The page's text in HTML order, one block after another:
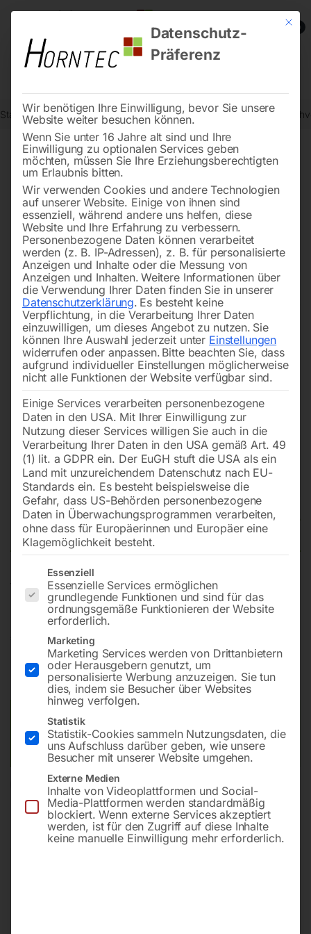
0
Start Drucklufttechnologie Kupplungen, Tüllen, Fittings
Schlauchverbindungsrohr
für 9 mm Schlauch, Messing
2,40
inkl. MwSt. zzgl.Versandkosten
Lieferzeit:ca. 2 - 3 Tage
Versandkosten Standard (Österreich):
Bitte beachten Sie: Die Versandkosten gelten für Österreich.
Andere Länder können abweichen.
In den Warenkorb
Mit
Datenschutz-
Präferenz
Wir benötigen Ihre Einwilligung, bevor Sie unsere
Website weiter besuchen können.
Wenn Sie unter 16 Jahre alt sind und Ihre
Einwilligung zu optionalen Services geben
möchten, müssen Sie Ihre Erziehungsberechtigten
um Erlaubnis bitten.
Wir verwenden Cookies und andere Technologien
auf unserer Website. Einige von ihnen sind
essenziell, während andere uns helfen, diese
Website und Ihre Erfahrung zu verbessern.
Personenbezogene Daten können verarbeitet
werden (z. B. IP-Adressen), z. B. für personalisierte
Anzeigen und Inhalte oder die Messung von
Anzeigen und Inhalten. Weitere Informationen über
die Verwendung Ihrer Daten finden Sie in unserer
Datenschutzerklärung. Es besteht keine
Verpflichtung, in die Verarbeitung Ihrer Daten
einzuwilligen, um dieses Angebot zu nutzen. Sie
können Ihre Auswahl jederzeit unter Einstellungen
widerrufen oder anpassen. Bitte beachten Sie, dass
aufgrund individueller Einstellungen möglicherweise
nicht alle Funktionen der Website verfügbar sind.
Einige Services verarbeiten personenbezogene
Daten in den USA. Mit Ihrer Einwilligung zur
Nutzung dieser Services willigen Sie auch in die
Verarbeitung Ihrer Daten in den USA gemäß Art. 49
(1) lit. a GDPR ein. Der EuGH stuft die USA als ein
Land mit unzureichendem Datenschutz nach EU-
Standards ein. Es besteht beispielsweise die
Gefahr, dass US-Behörden personenbezogene
Daten in Überwachungsprogrammen verarbeiten,
ohne dass für Europäerinnen und Europäer eine
Klagemöglichkeit besteht.
Es folgt eine Liste der Service-Gruppen, für die eine
Essenziell
Essenzielle Services ermöglichen
grundlegende Funktionen und sind für das
ordnungsgemäße Funktionieren der Website
erforderlich.
Marketing
Marketing Services werden von Drittanbietern
oder Herausgebern genutzt, um
personalisierte Werbung anzuzeigen. Sie tun
dies, indem sie Besucher über Websites
hinweg verfolgen.
Statistik
Statistik-Cookies sammeln Nutzungsdaten, die
uns Aufschluss darüber geben, wie unsere
Besucher mit unserer Website umgehen.
Externe Medien
Inhalte von Videoplattformen und Social-
Media-Plattformen werden standardmäßig
blockiert. Wenn externe Services akzeptiert
werden, ist für den Zugriff auf diese Inhalte
keine manuelle Einwilligung mehr erforderlich.